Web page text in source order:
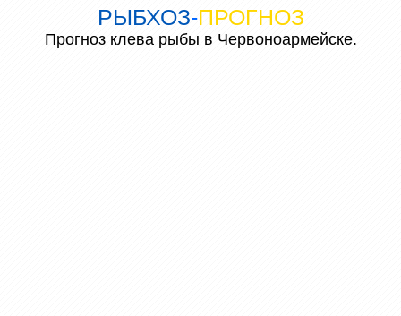
РЫБХОЗ-ПРОГНОЗ
Прогноз клева рыбы в Червоноармейске.